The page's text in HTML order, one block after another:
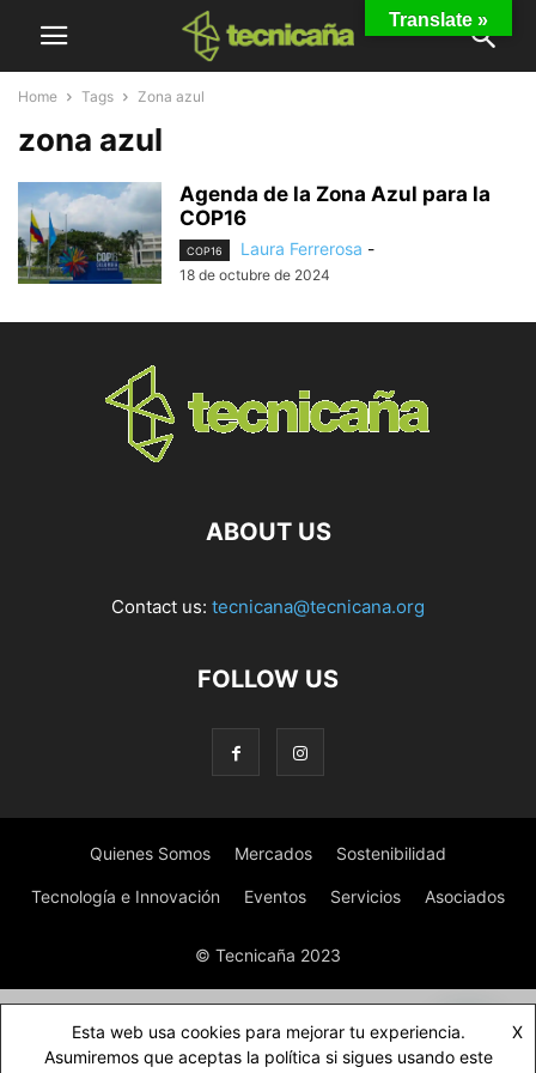
Home Tags Zona azul
zona azul
Agenda de la Zona Azul para la
COP16
COP16 Laura Ferrerosa -
18 de octubre de 2024
ABOUT US
Contact us: tecnicana@tecnicana.org
FOLLOW US
Quienes Somos Mercados Sostenibilidad
Tecnología e Innovación Eventos Servicios Asociados
© Tecnicaña 2023
Translate »
Esta web usa cookies para mejorar tu experiencia.
Asumiremos que aceptas la política si sigues usando este
X